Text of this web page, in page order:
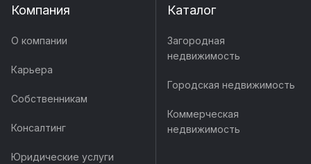
Компания
О компании
Карьера
Собственникам
Консалтинг
Юридические услуги
Каталог
Загородная
недвижимость
Городская недвижимость
Коммерческая
недвижимость